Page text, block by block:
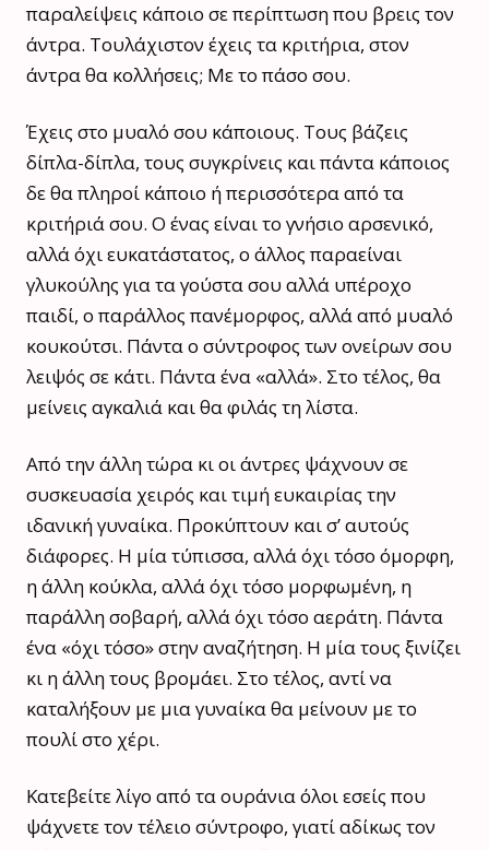
παραλείψεις κάποιο σε περίπτωση που βρεις τον
άντρα. Τουλάχιστον έχεις τα κριτήρια, στον
άντρα θα κολλήσεις; Με το πάσο σου.
Έχεις στο μυαλό σου κάποιους. Τους βάζεις
δίπλα-δίπλα, τους συγκρίνεις και πάντα κάποιος
δε θα πληροί κάποιο ή περισσότερα από τα
κριτήριά σου. Ο ένας είναι το γνήσιο αρσενικό,
αλλά όχι ευκατάστατος, ο άλλος παραείναι
γλυκούλης για τα γούστα σου αλλά υπέροχο
παιδί, ο παράλλος πανέμορφος, αλλά από μυαλό
κουκούτσι. Πάντα ο σύντροφος των ονείρων σου
λειψός σε κάτι. Πάντα ένα «αλλά». Στο τέλος, θα
μείνεις αγκαλιά και θα φιλάς τη λίστα.
Από την άλλη τώρα κι οι άντρες ψάχνουν σε
συσκευασία χειρός και τιμή ευκαιρίας την
ιδανική γυναίκα. Προκύπτουν και σ’ αυτούς
διάφορες. Η μία τύπισσα, αλλά όχι τόσο όμορφη,
η άλλη κούκλα, αλλά όχι τόσο μορφωμένη, η
παράλλη σοβαρή, αλλά όχι τόσο αεράτη. Πάντα
ένα «όχι τόσο» στην αναζήτηση. Η μία τους ξινίζει
κι η άλλη τους βρομάει. Στο τέλος, αντί να
καταλήξουν με μια γυναίκα θα μείνουν με το
πουλί στο χέρι.
Κατεβείτε λίγο από τα ουράνια όλοι εσείς που
ψάχνετε τον τέλειο σύντροφο, γιατί αδίκως τον